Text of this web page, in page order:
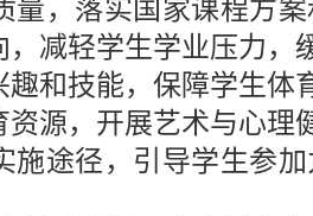
量，落实国家课程方
减轻学生学业压力，
趣和技能，保障学生体
资源，开展艺术与心理
施途径，引导学生参